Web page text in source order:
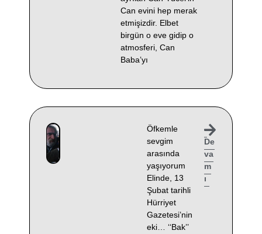
Can evini hep merak
etmişizdir. Elbet
birgün o eve gidip o
atmosferi, Can
Baba’yı
Öfkemle
sevgim
arasında
yaşıyorum
Elinde, 13
Şubat tarihli
Hürriyet
Gazetesi’nin
eki… ‘‘Bak’’
De
va
m
ı